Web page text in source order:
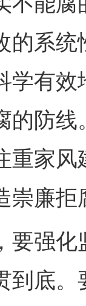
的系
学有
的防
重家
崇廉
强化
到底。